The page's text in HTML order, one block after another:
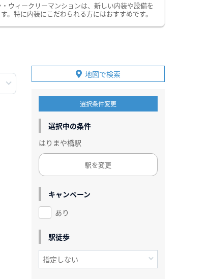
ウィークリーマンションは、新しい内装や設備を
特に内装にこだわられる方にはおすすめです。
地図で検索
選択条件変更
選択中の条件
はりまや橋駅
駅を変更
キャンペーン
あり
駅徒歩